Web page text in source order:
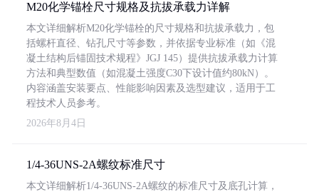
M20化学锚栓尺寸规格及抗拔承载力详解
本文详细解析M20化学锚栓的尺寸规格和抗拔承载力，包
括螺杆直径、钻孔尺寸等参数，并依据专业标准（如《混
凝土结构后锚固技术规程》JGJ 145）提供抗拔承载力计算
方法和典型数值（如混凝土强度C30下设计值约80kN）。
内容涵盖安装要点、性能影响因素及选型建议，适用于工
程技术人员参考。
2026年8月4日
1/4-36UNS-2A螺纹标准尺寸
本文详细解析1/4-36UNS-2A螺纹的标准尺寸及底孔计算，